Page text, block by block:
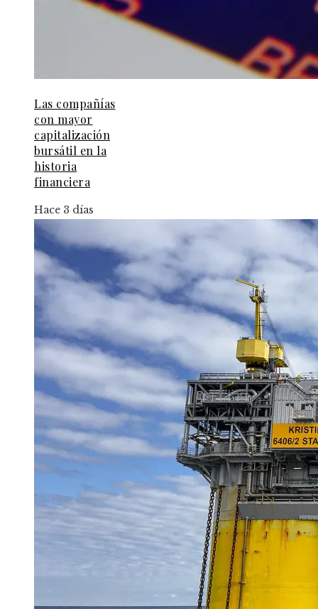
Las compañías
con mayor
capitalización
bursátil en la
historia
financiera
Hace 3 días